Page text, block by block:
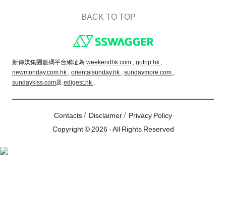
BACK TO TOP
新傳媒集團數碼平台網址為 weekendhk.com , gotrip.hk ,
newmonday.com.hk , orientalsunday.hk , sundaymore.com ,
sundaykiss.com及 edigest.hk 。
Contacts/ Disclaimer/ Privacy Policy
Copyright © 2026 - All Rights Reserved